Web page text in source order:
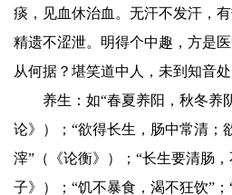
痰，见血休治血。无汗不发汗，
精遗不涩泄。明得个中趣，方是
从何据？堪笑道中人，未到知音
养生：如“春夏养阳，秋冬养
论》）；“欲得长生，肠中常清；
滓”（《论衡》）；“长生要清肠
子》）；“饥不暴食，渴不狂饮”